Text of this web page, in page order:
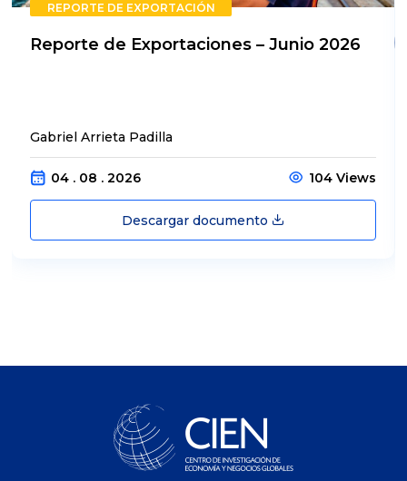
REPORTE DE EXPORTACIÓN
Reporte de Exportaciones – Junio 2026
Gabriel Arrieta Padilla
04 . 08 . 2026 104 Views
Descargar documento